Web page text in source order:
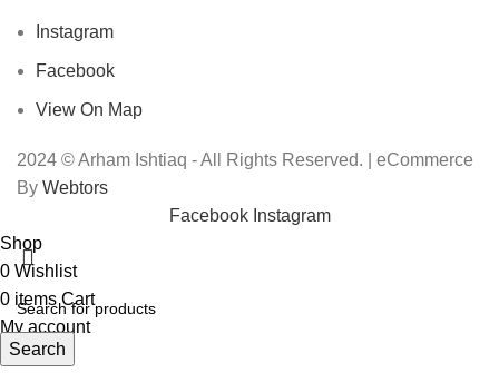
Instagram
Facebook
View On Map
2024 © Arham Ishtiaq - All Rights Reserved. | eCommerce
By Webtors
Facebook Instagram
Search
Shop
0 Wishlist
0 items Cart
My account